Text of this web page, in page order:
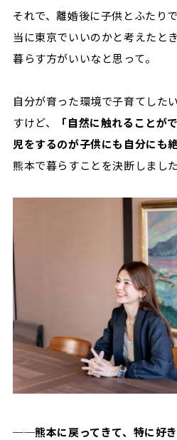
それで、離婚後に子供とふたり
当に東京でいいのかと考えたと
暮らす方がいいなと思って。
自分が育った環境で子育てした
すけど、
「自然に触れることが
児をするのが子供にも自分にも
熊本で暮らすことを決断しました
──熊本に戻ってきて、特に好